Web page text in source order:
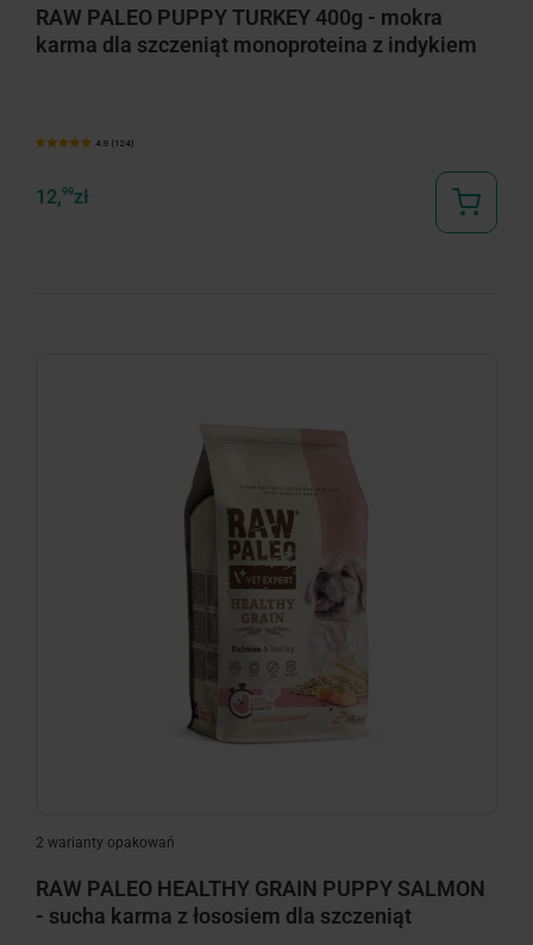
RAW PALEO PUPPY TURKEY 400g - mokra
karma dla szczeniąt monoproteina z indykiem
4.9 (124)
12,99zł
2 warianty opakowań
RAW PALEO HEALTHY GRAIN PUPPY SALMON
- sucha karma z łososiem dla szczeniąt